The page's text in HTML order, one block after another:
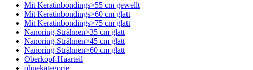
Mit Keratinbondings>55 cm gewellt
Mit Keratinbondings>60 cm glatt
Mit Keratinbondings>75 cm glatt
Nanoring-Strähnen>35 cm glatt
Nanoring-Strähnen>45 cm glatt
Nanoring-Strähnen>60 cm glatt
Oberkopf-Haarteil
ohnekategorie